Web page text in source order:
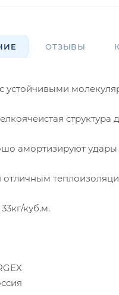
ОТЗЫВЫ
устойчивыми
амортизируют удары
отличным
куб.м.